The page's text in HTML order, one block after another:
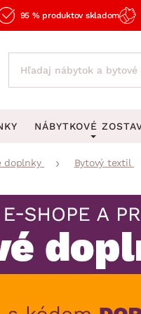
95 % produktov skladom
OSVETLENIE
Stolové lampy a
Stropné osvetlenie
Lustre a závesné
Stojacie lampy
NÁBYTKOVÉ
Obývacie
Spálňové
Kancelárske
Kuchynské
Detské
doplnky Bytový textil